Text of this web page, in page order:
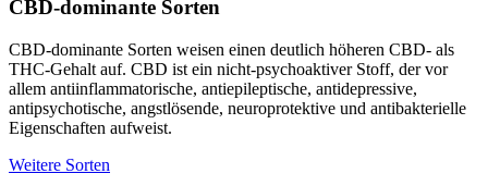
CBD-dominante Sorten
CBD-dominante Sorten weisen einen deutlich höheren CBD- als
THC-Gehalt auf. CBD ist ein nicht-psychoaktiver Stoff, der vor
allem antiinflammatorische, antiepileptische, antidepressive,
antipsychotische, angstlösende, neuroprotektive und antibakterielle
Eigenschaften aufweist.
Weitere Sorten